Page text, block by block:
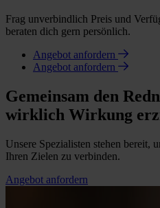
Frag unverbindlich Preis und
beraten dich gern persönlich.
Angebot anfordern
Angebot anfordern
Gemeinsam den
wirklich Wirkung
Unsere Spezialisten stehen bereit,
Ihren Zielen zu verbinden.
Angebot anfordern